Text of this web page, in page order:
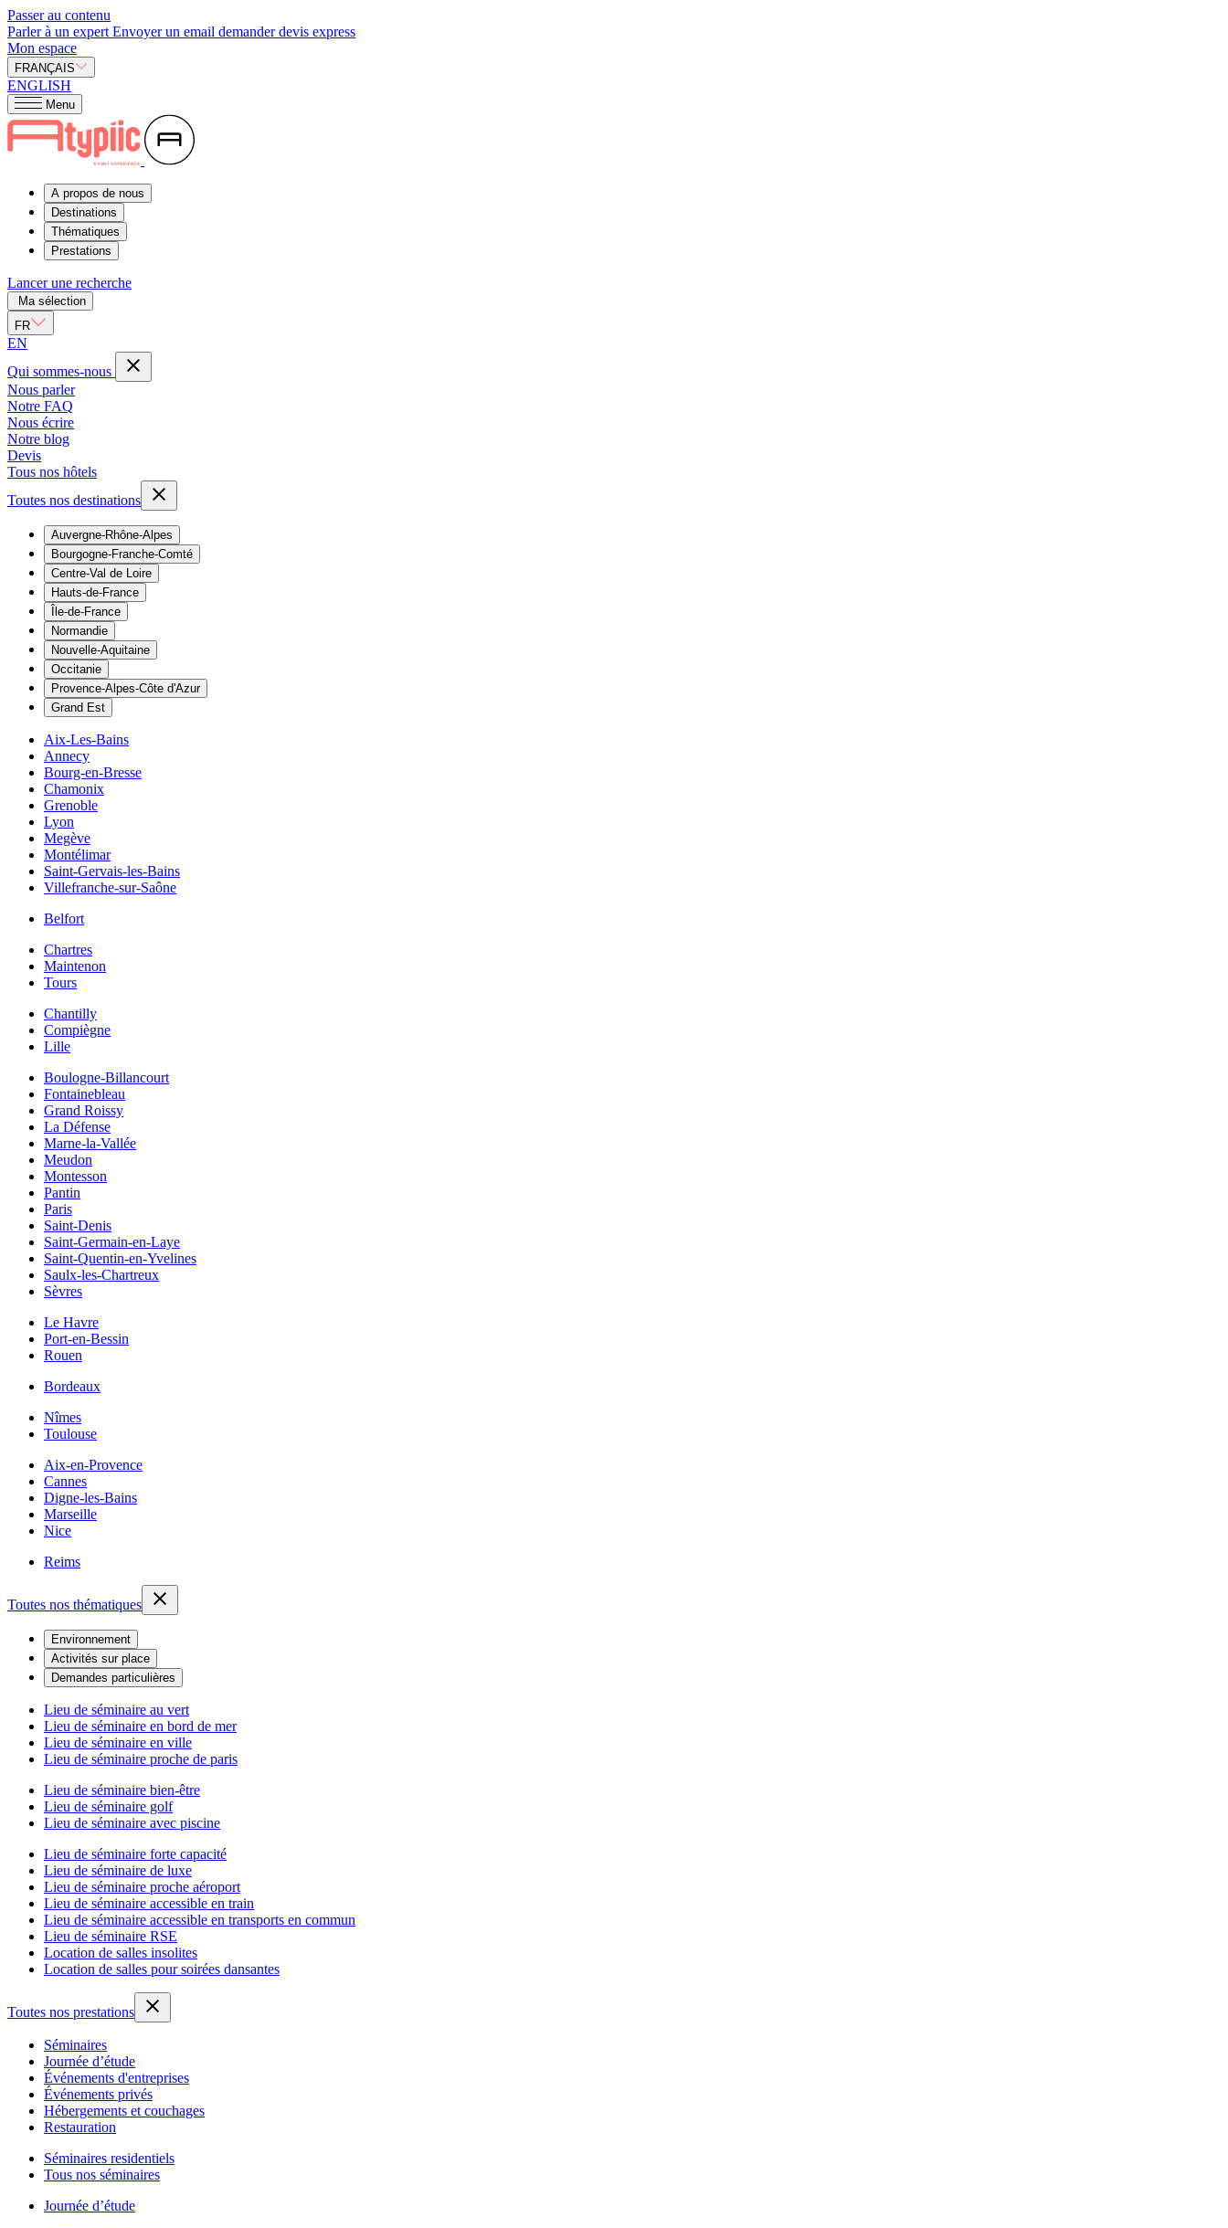
Passer au contenu
Parler à un expert Envoyer un email demander devis express
Mon espace
FRANÇAIS
ENGLISH
Menu
A propos de nous
Destinations
Thématiques
Prestations
Lancer une recherche
Ma sélection
FR
EN
Qui sommes-nous
Nous parler
Notre FAQ
Nous écrire
Notre blog
Devis
Tous nos hôtels
Toutes nos destinations
Auvergne-Rhône-Alpes
Bourgogne-Franche-Comté
Centre-Val de Loire
Hauts-de-France
Île-de-France
Normandie
Nouvelle-Aquitaine
Occitanie
Provence-Alpes-Côte d'Azur
Grand Est
Aix-Les-Bains
Annecy
Bourg-en-Bresse
Chamonix
Grenoble
Lyon
Megève
Montélimar
Saint-Gervais-les-Bains
Villefranche-sur-Saône
Belfort
Chartres
Maintenon
Tours
Chantilly
Compiègne
Lille
Boulogne-Billancourt
Fontainebleau
Grand Roissy
La Défense
Marne-la-Vallée
Meudon
Montesson
Pantin
Paris
Saint-Denis
Saint-Germain-en-Laye
Saint-Quentin-en-Yvelines
Saulx-les-Chartreux
Sèvres
Le Havre
Port-en-Bessin
Rouen
Bordeaux
Nîmes
Toulouse
Aix-en-Provence
Cannes
Digne-les-Bains
Marseille
Nice
Reims
Toutes nos thématiques
Environnement
Activités sur place
Demandes particulières
Lieu de séminaire au vert
Lieu de séminaire en bord de mer
Lieu de séminaire en ville
Lieu de séminaire proche de paris
Lieu de séminaire bien-être
Lieu de séminaire golf
Lieu de séminaire avec piscine
Lieu de séminaire forte capacité
Lieu de séminaire de luxe
Lieu de séminaire proche aéroport
Lieu de séminaire accessible en train
Lieu de séminaire accessible en transports en commun
Lieu de séminaire RSE
Location de salles insolites
Location de salles pour soirées dansantes
Toutes nos prestations
Séminaires
Journée d’étude
Événements d'entreprises
Événements privés
Hébergements et couchages
Restauration
Séminaires residentiels
Tous nos séminaires
Journée d’étude